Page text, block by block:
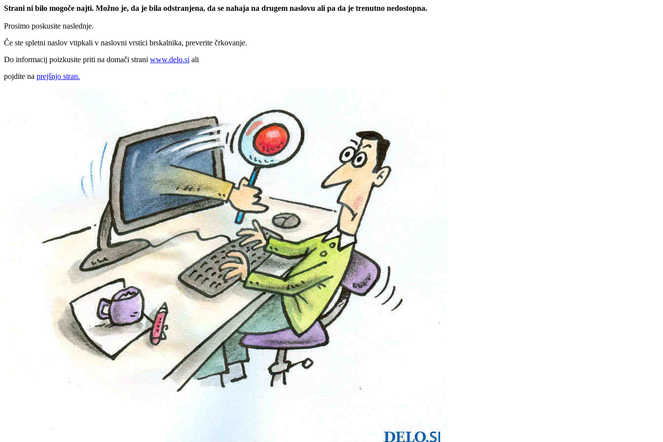
Strani ni bilo mogoče najti. Možno je, da je bila odstranjena, da se nahaja na drugem naslovu ali pa da je trenutno nedostopna.
Prosimo poskusite naslednje.
Če ste spletni naslov vtipkali v naslovni vrstici brskalnika, preverite črkovanje.
Do informacij poizkusite priti na domači strani www.delo.si ali
pojdite na prejšnjo stran.